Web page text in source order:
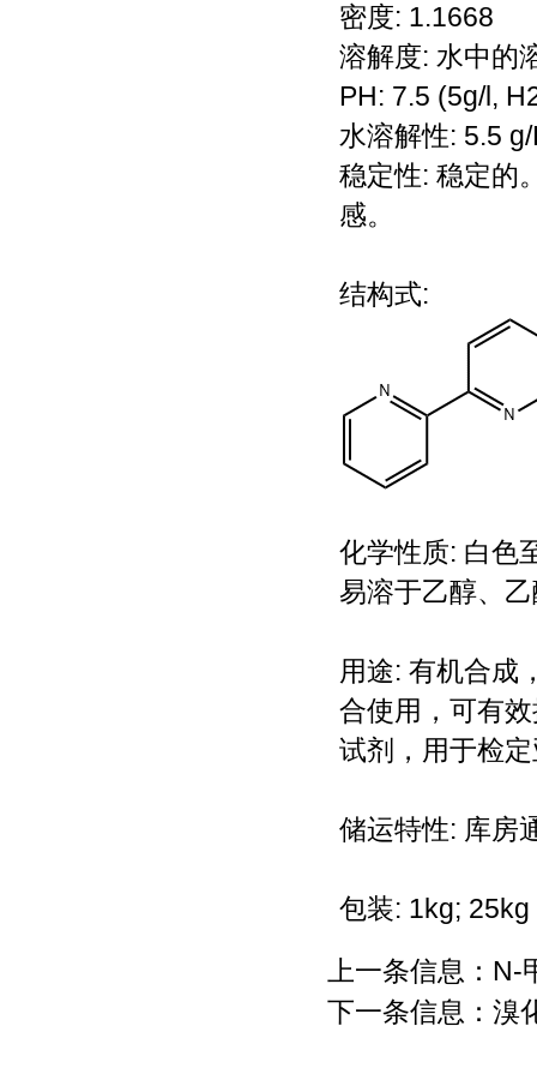
密度: 1.1668
溶解度: 水中的
PH: 7.5 (5g/l,
水溶解性: 5.5 g/
稳定性: 稳定的
感。
结构式:
化学性质: 白色
易溶于乙醇、
用途: 有机合成
合使用，可有
试剂，用于检
储运特性: 库房
包装: 1kg; 25kg
上一条信息： N-
下一条信息： 溴